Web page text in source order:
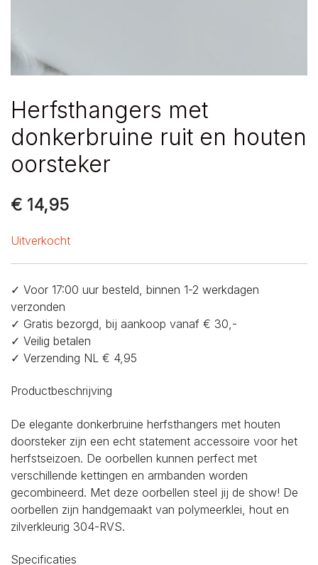
Herfsthangers met
donkerbruine ruit en houten
oorsteker
€ 14,95
Uitverkocht
✓ Voor 17:00 uur besteld, binnen 1-2 werkdagen
verzonden
✓ Gratis bezorgd, bij aankoop vanaf € 30,-
✓ Veilig betalen
✓ Verzending NL € 4,95
Productbeschrijving
De elegante donkerbruine herfsthangers met houten
doorsteker zijn een echt statement accessoire voor het
herfstseizoen. De oorbellen kunnen perfect met
verschillende kettingen en armbanden worden
gecombineerd. Met deze oorbellen steel jij de show! De
oorbellen zijn handgemaakt van polymeerklei, hout en
zilverkleurig 304-RVS.
Specificaties